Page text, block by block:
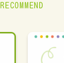
RECOMMEND